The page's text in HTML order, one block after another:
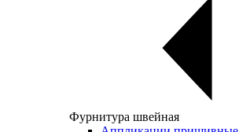
Фурнитура швейная